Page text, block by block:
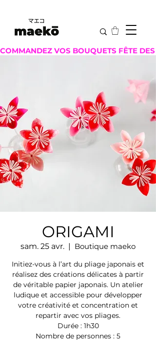
COMMANDEZ VOS BOUQUETS FÊTE DES
ORIGAMI
sam. 25 avr.
  |
Boutique maeko
Initiez-vous à l’art du pliage japonais et
réalisez des créations délicates à partir
de véritable papier japonais. Un atelier
ludique et accessible pour développer
votre créativité et concentration et
repartir avec vos pliages.
Durée : 1h30
Nombre de personnes : 5